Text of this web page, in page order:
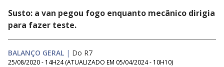
Susto: a van pegou fogo enquanto mecânico dirigia
para fazer teste.
BALANÇO GERAL | Do R7
25/08/2020 - 14H24 (ATUALIZADO EM 05/04/2024 - 10H10)